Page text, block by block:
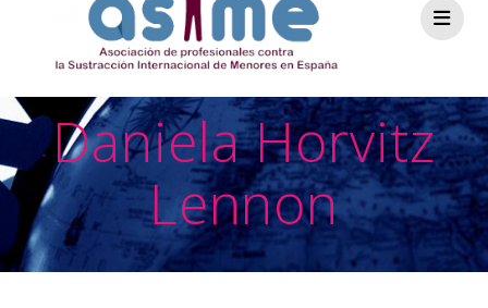
Daniela Horvitz
Lennon